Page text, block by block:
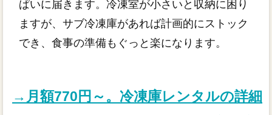
ぱいに届きます。冷凍室が小さいと収納に困り
ますが、サブ冷凍庫があれば計画的にストック
でき、食事の準備もぐっと楽になります。
→月額770円～。冷凍庫レンタルの詳細